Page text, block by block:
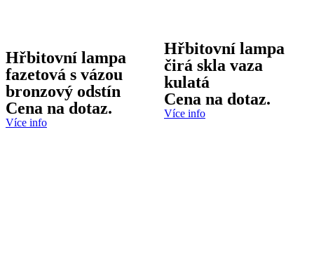
Hřbitovní lampa
fazetová s vázou
bronzový odstín
Cena na dotaz.
Více info
Hřbitovní lampa
čirá skla vaza
kulatá
Cena na dotaz.
Více info